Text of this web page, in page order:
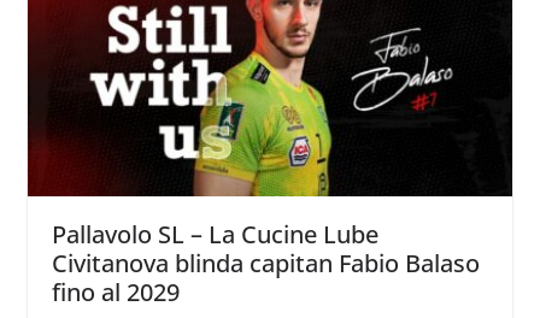
Pallavolo SL – La Cucine Lube
Civitanova blinda capitan Fabio Balaso
fino al 2029